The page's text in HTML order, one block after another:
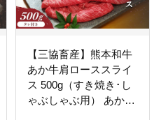
【三協畜産】熊本和牛
あか牛肩ローススライ
ス 500g（すき焼き･し
ゃぶしゃぶ用） あか牛